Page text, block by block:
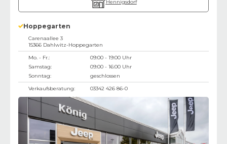
Hennigsdorf
Hoppegarten
Carenaallee 3
15366 Dahlwitz-Hoppegarten
Mo. - Fr.:
09:00 - 19:00 Uhr
Samstag:
09:00 - 16:00 Uhr
Sonntag:
geschlossen
Verkaufsberatung:
03342 426 86-0